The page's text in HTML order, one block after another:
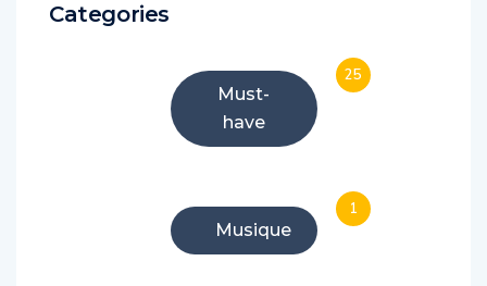
Categories
Must-
have
25
Musique
1